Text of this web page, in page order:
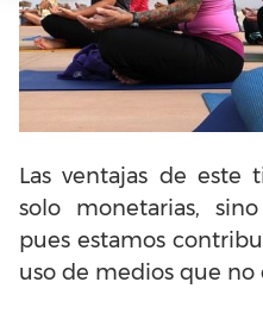
Las ventajas de este
solo monetarias,
pues estamos
uso de medios que